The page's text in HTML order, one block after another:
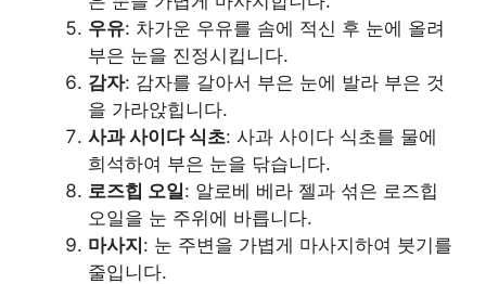
우유: 차가운 우유를 솜에 적신 후 눈에 올려
부은 눈을 진정시킵니다.
감자: 감자를 갈아서 부은 눈에 발라 부은 것
을 가라앉힙니다.
사과 사이다 식초: 사과 사이다 식초를 물에
희석하여 부은 눈을 닦습니다.
로즈힙 오일: 알로베 베라 젤과 섞은 로즈힙
오일을 눈 주위에 바릅니다.
마사지 : 눈 주변을 가볍게 마사지하여 붓기를
줄입니다.